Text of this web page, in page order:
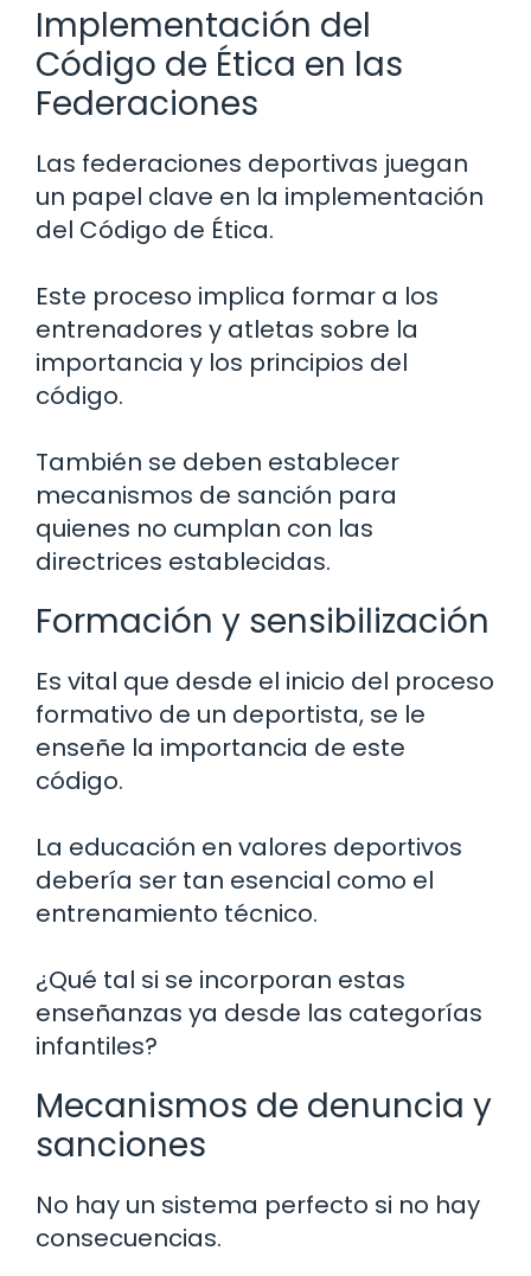
Implementación del
Código de Ética en las
Federaciones
Las federaciones deportivas juegan
un papel clave en la implementación
del Código de Ética.
Este proceso implica formar a los
entrenadores y atletas sobre la
importancia y los principios del
código.
También se deben establecer
mecanismos de sanción para
quienes no cumplan con las
directrices establecidas.
Formación y sensibilización
Es vital que desde el inicio del proceso
formativo de un deportista, se le
enseñe la importancia de este
código.
La educación en valores deportivos
debería ser tan esencial como el
entrenamiento técnico.
¿Qué tal si se incorporan estas
enseñanzas ya desde las categorías
infantiles?
Mecanismos de denuncia y
sanciones
No hay un sistema perfecto si no hay
consecuencias.